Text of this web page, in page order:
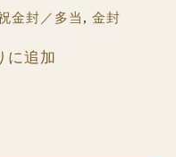
金封／多当 , 金封
に追加